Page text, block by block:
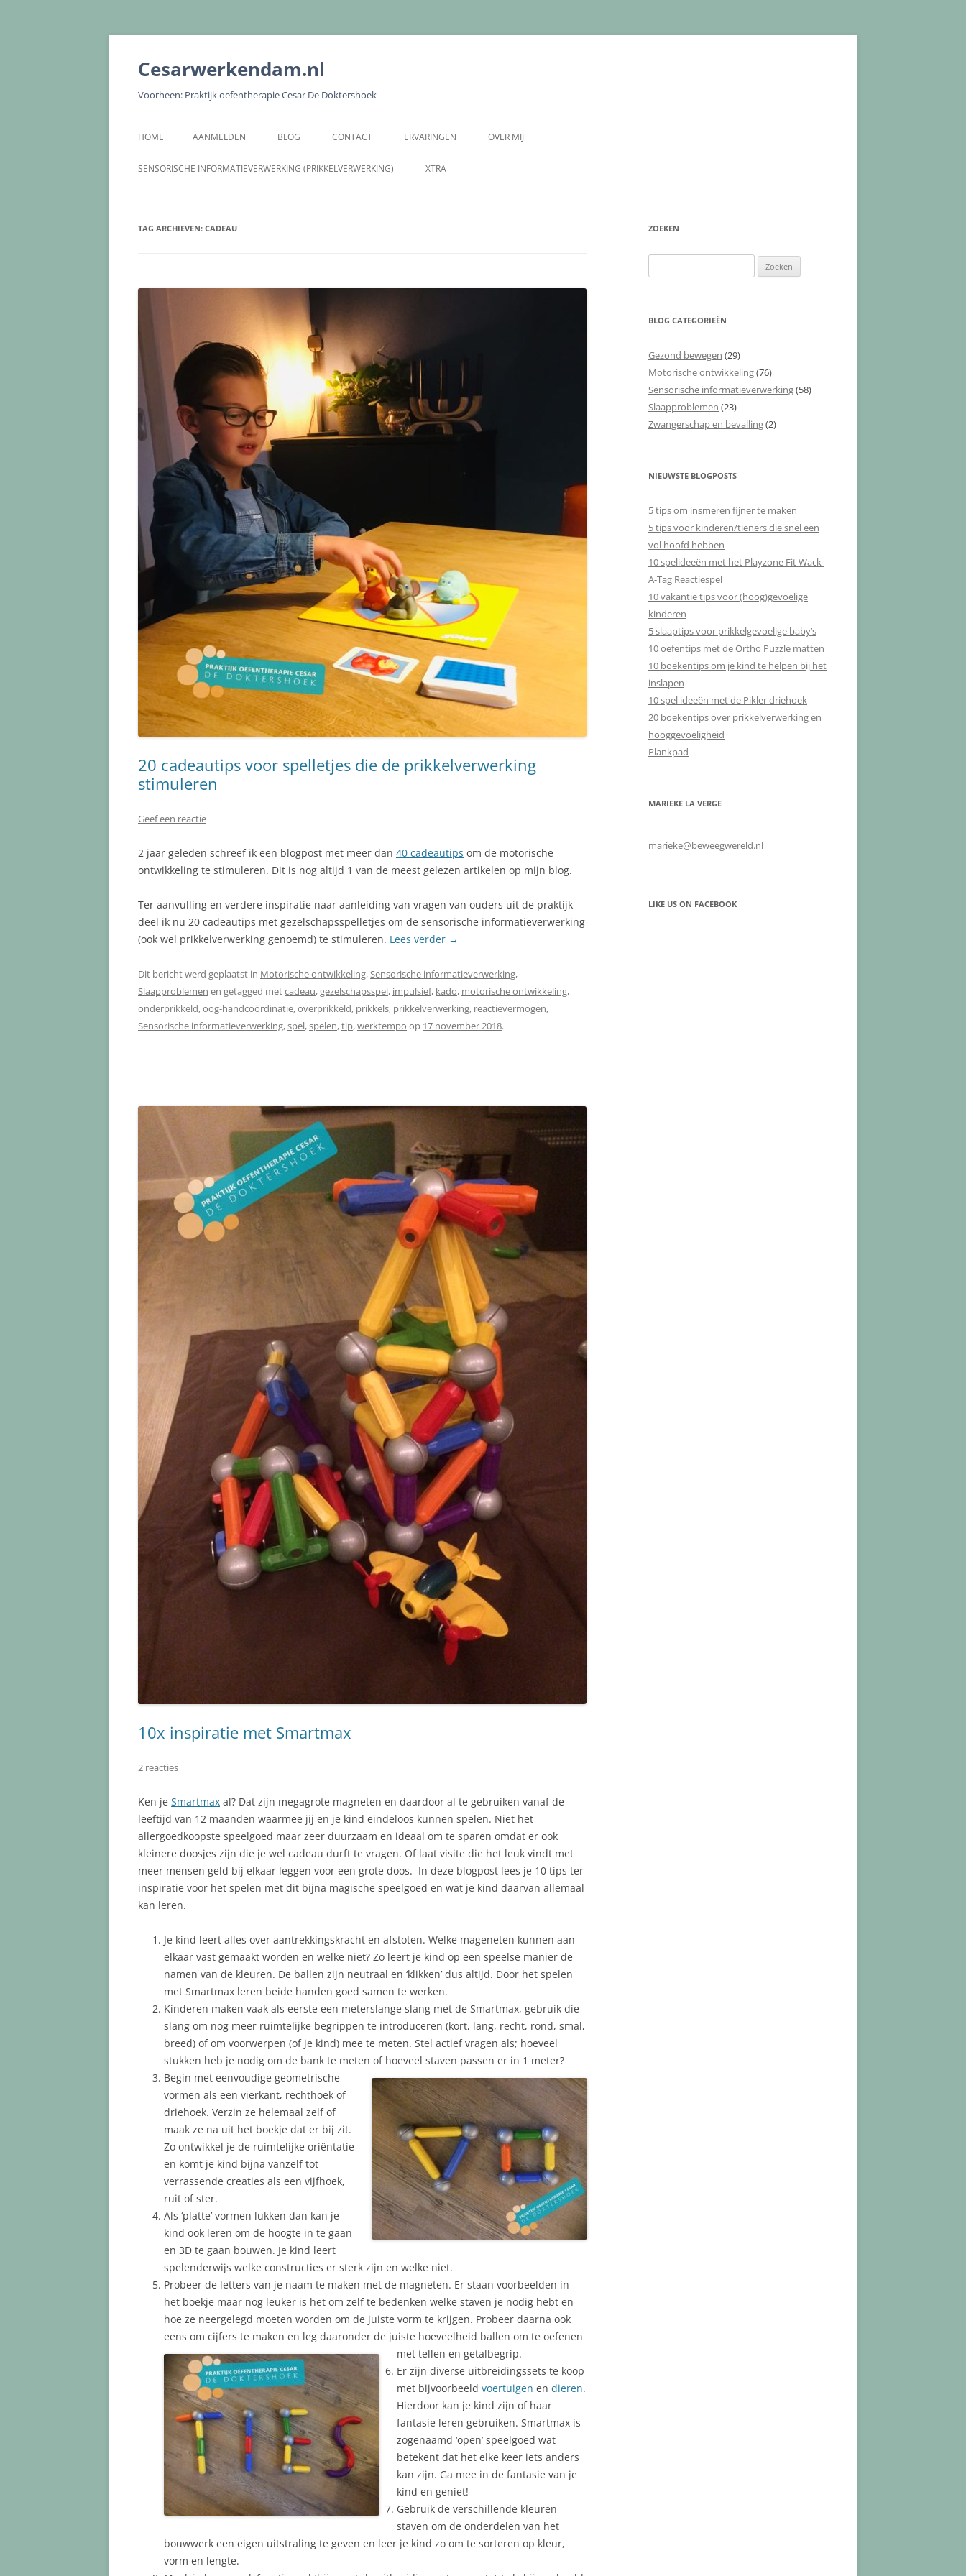
Cesarwerkendam.nl
Voorheen: Praktijk oefentherapie Cesar De Doktershoek
naar
HOME AANMELDEN BLOG CONTACT ERVARINGEN OVER MIJ
SENSORISCHE INFORMATIEVERWERKING (PRIKKELVERWERKING) XTRA
TAG ARCHIEVEN: CADEAU
20 cadeautips voor spelletjes die de prikkelverwerking
stimuleren
Geef een reactie
2 jaar geleden schreef ik een blogpost met meer dan 40 cadeautips om de motorische
ontwikkeling te stimuleren. Dit is nog altijd 1 van de meest gelezen artikelen op mijn blog.
Ter aanvulling en verdere inspiratie naar aanleiding van vragen van ouders uit de praktijk
deel ik nu 20 cadeautips met gezelschapsspelletjes om de sensorische informatieverwerking
(ook wel prikkelverwerking genoemd) te stimuleren. Lees verder →
Dit bericht werd geplaatst in Motorische ontwikkeling,Sensorische informatieverwerking,
Slaapproblemen en getagged metcadeau,gezelschapsspel, impulsief, kado, motorische ontwikkeling,
onderprikkeld,oog-handcoördinatie,overprikkeld, prikkels, prikkelverwerking, reactievermogen,
Sensorische informatieverwerking,spel,spelen,tip,werktempo op 17 november 2018.
10x inspiratie met Smartmax
2 reacties
Ken je Smartmax al? Dat zijn megagrote magneten en daardoor al te gebruiken vanaf de
leeftijd van 12 maanden waarmee jij en je kind eindeloos kunnen spelen. Niet het
allergoedkoopste speelgoed maar zeer duurzaam en ideaal om te sparen omdat er ook
kleinere doosjes zijn die je wel cadeau durft te vragen. Of laat visite die het leuk vindt met
meer mensen geld bij elkaar leggen voor een grote doos. In deze blogpost lees je 10 tips ter
inspiratie voor het spelen met dit bijna magische speelgoed en wat je kind daarvan allemaal
kan leren.
Je kind leert alles over aantrekkingskracht en afstoten. Welke mageneten kunnen aan
elkaar vast gemaakt worden en welke niet? Zo leert je kind op een speelse manier de
namen van de kleuren. De ballen zijn neutraal en ‘klikken’ dus altijd. Door het spelen
met Smartmax leren beide handen goed samen te werken.
Kinderen maken vaak als eerste een meterslange slang met de Smartmax, gebruik die
slang om nog meer ruimtelijke begrippen te introduceren (kort, lang, recht, rond, smal,
breed) of om voorwerpen (of je kind) mee te meten. Stel actief vragen als; hoeveel
stukken heb je nodig om de bank te meten of hoeveel staven passen er in 1 meter?
Begin met eenvoudige geometrische
vormen als een vierkant, rechthoek of
driehoek. Verzin ze helemaal zelf of
maak ze na uit het boekje dat er bij zit.
Zo ontwikkel je de ruimtelijke oriëntatie
en komt je kind bijna vanzelf tot
verrassende creaties als een vijfhoek,
ruit of ster.
Als ‘platte’ vormen lukken dan kan je
kind ook leren om de hoogte in te gaan
en 3D te gaan bouwen. Je kind leert
spelenderwijs welke constructies er sterk zijn en welke niet.
Probeer de letters van je naam te maken met de magneten. Er staan voorbeelden in
het boekje maar nog leuker is het om zelf te bedenken welke staven je nodig hebt en
hoe ze neergelegd moeten worden om de juiste vorm te krijgen. Probeer daarna ook
eens om cijfers te maken en leg daaronder de juiste hoeveelheid ballen om te oefenen
met tellen en getalbegrip.
Er zijn diverse uitbreidingssets te koop
met bijvoorbeeld voertuigen en dieren.
Hierdoor kan je kind zijn of haar
fantasie leren gebruiken. Smartmax is
zogenaamd ‘open’ speelgoed wat
betekent dat het elke keer iets anders
kan zijn. Ga mee in de fantasie van je
kind en geniet!
Gebruik de verschillende kleuren
staven om de onderdelen van het
bouwwerk een eigen uitstraling te geven en leer je kind zo om te sorteren op kleur,
vorm en lengte.
ZOEKEN
naar:
BLOG CATEGORIEËN
Gezond bewegen (29)
Motorische ontwikkeling(76)
Sensorische informatieverwerking(58)
Slaapproblemen (23)
Zwangerschap en bevalling(2)
NIEUWSTE BLOGPOSTS
5 tips om insmeren fijner te maken
5 tips voor kinderen/tieners die snel een
vol hoofd hebben
10 spelideeën met het Playzone Fit Wack-
A-Tag Reactiespel
10 vakantie tips voor (hoog)gevoelige
kinderen
5 slaaptips voor prikkelgevoelige baby’s
10 oefentips met de Ortho Puzzle matten
10 boekentips om je kind te helpen bij het
inslapen
10 spel ideeën met de Pikler driehoek
20 boekentips over prikkelverwerking en
hooggevoeligheid
Plankpad
MARIEKE LA VERGE
marieke@beweegwereld.nl
LIKE US ON FACEBOOK